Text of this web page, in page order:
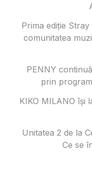
Prima ediție
comunitatea
PENNY
prin
KIKO MILANO își
Unitatea 2 de la
Ce se